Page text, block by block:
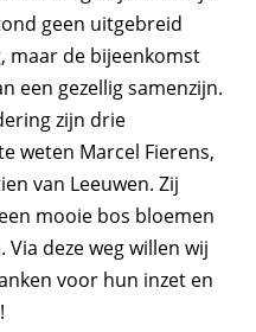
geen uitgebreid
maar de bijeenkomst
een gezellig samenzijn.
zijn drie
weten Marcel Fierens,
van Leeuwen. Zij
mooie bos bloemen
deze weg willen wij
voor hun inzet en